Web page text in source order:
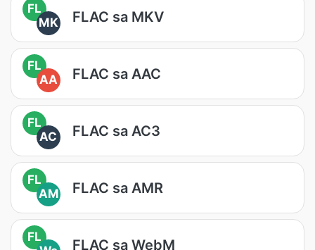
FL
MK
FLAC sa MKV
FL
AA
FLAC sa AAC
FL
AC
FLAC sa AC3
FL
AM
FLAC sa AMR
FL
FLAC sa WebM